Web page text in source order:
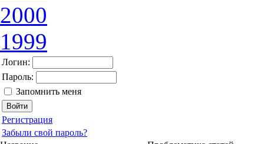
2000
1999
Логин:
Пароль:
Запомнить меня
Регистрация
Забыли свой пароль?